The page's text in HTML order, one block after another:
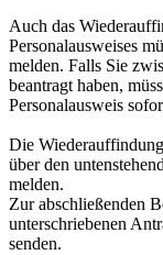
Auch das
Personalausweises
melden. Falls Sie
beantragt haben,
Personalausweis
Die
über den
melden.
Zur abschließenden
unterschriebenen
senden.